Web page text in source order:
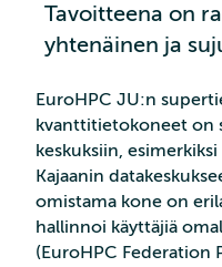
Tavoitteena on
yhtenäinen ja
EuroHPC JU:n
kvanttitietokoneet on
keskuksiin,
Kajaanin
omistama kone on
hallinnoi käyttäjiä
(EuroHPC Federation